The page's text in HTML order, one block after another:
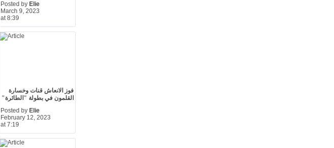
Posted by Elie
March 9, 2023
at 8:39
فوز الانعاش قنات وخسارة
القلمون في بطولة "الطائرة"
Posted by Elie
February 12, 2023
at 7:19